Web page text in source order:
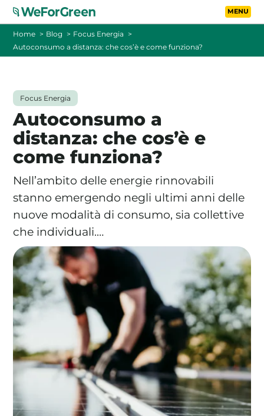
Vai al contenuto
La tua cooperativa energetica sostenibile
Area Soci|Aderisci a WeForGreen
TARIFFE
FOTOVOLTAICO A DISTANZA
FAQ
CONTATTI
PASSA A WEFORGREEN
Home Blog
Focus Energia
Autoconsumo a distanza: che cos’è e come funziona?
Focus Energia
Autoconsumo a
distanza: che cos’è e
come funziona?
Nell’ambito delle energie rinnovabili
stanno emergendo negli ultimi anni delle
nuove modalità di consumo, sia collettive
che individuali.…